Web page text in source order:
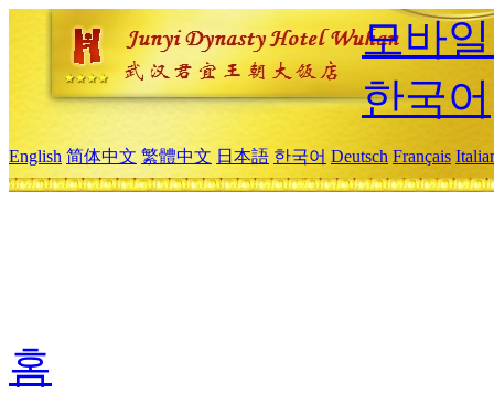
모바
한국어
English 简体中文 繁體中文 日本語 한국어 Deutsch Français
홈